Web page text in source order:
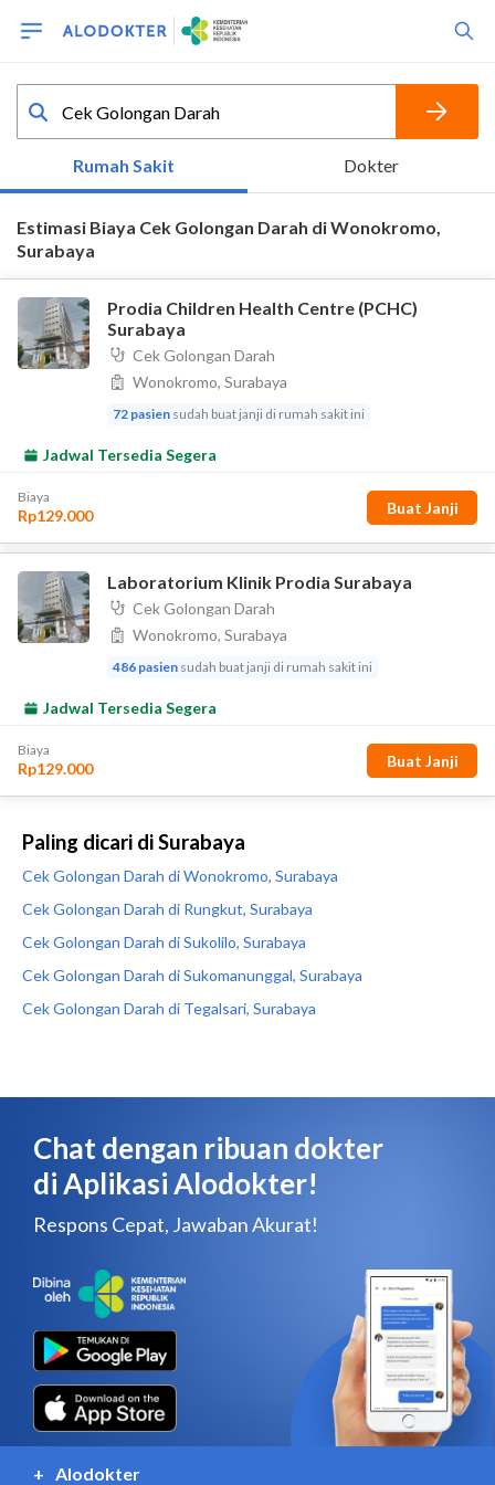
Paling dicari di Surabaya
Cek Golongan Darah di Wonokromo, Surabaya
Cek Golongan Darah di Rungkut, Surabaya
Cek Golongan Darah di Sukolilo, Surabaya
Cek Golongan Darah di Sukomanunggal, Surabaya
Cek Golongan Darah di Tegalsari, Surabaya